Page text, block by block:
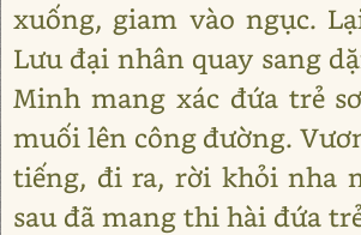
xuống, giam vào ngục.
Lưu đại nhân quay sang
Minh mang xác đứa trẻ
muối lên công đường.
tiếng, đi ra, rời khỏi nha
sau đã mang thi hài đứa